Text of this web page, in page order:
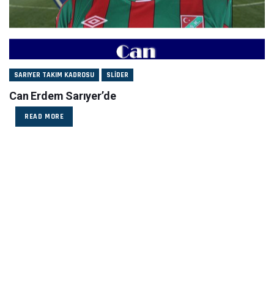
SARIYER TAKIM KADROSU SLIDER
Can Erdem Sarıyer’de
READ MORE